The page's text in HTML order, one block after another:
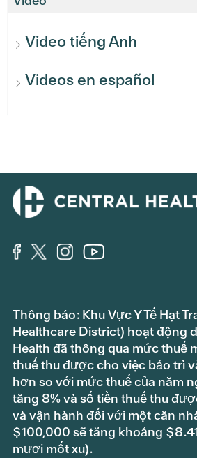
Video tiếng Anh
Videos en español
Thông báo: Khu Vực Y Tế Hạt
Healthcare District) hoạt động
Health đã thông qua mức thuế
thuế thu được cho việc bảo trì
hơn so với mức thuế của năm
tăng 8% và số tiền thuế thu
và vận hành đối với một căn
$100,000 sẽ tăng khoảng
mươi mốt xu).